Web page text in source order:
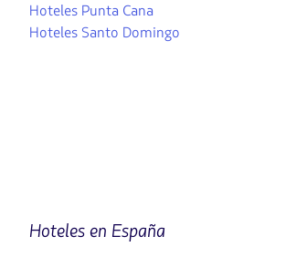
Hoteles Punta Cana
Hoteles Santo Domingo
Hoteles en España